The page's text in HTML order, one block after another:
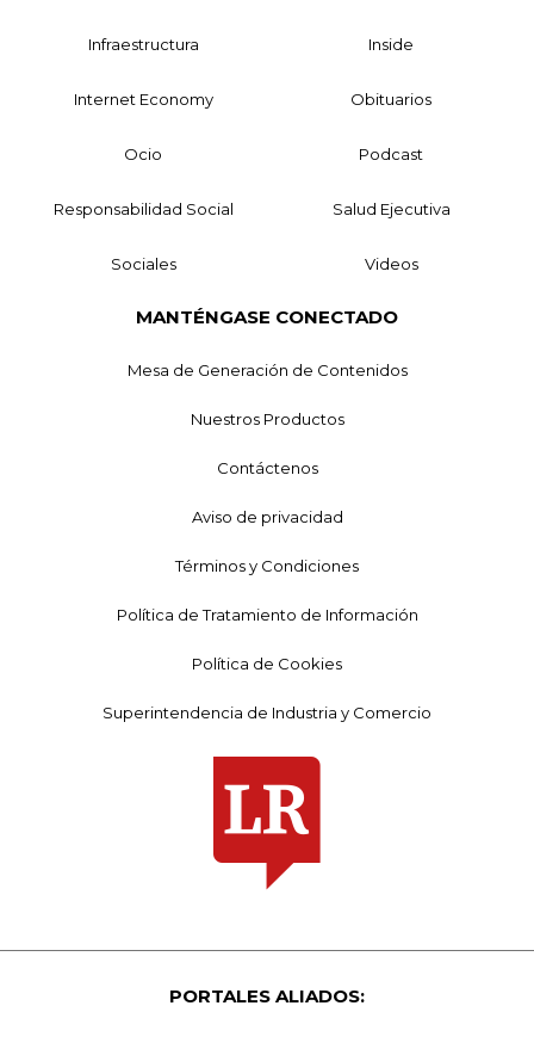
Infraestructura Inside
Internet Economy Obituarios
Ocio Podcast
Responsabilidad Social Salud Ejecutiva
Sociales Videos
MANTÉNGASE CONECTADO
Mesa de Generación de Contenidos
Nuestros Productos
Contáctenos
Aviso de privacidad
Términos y Condiciones
Política de Tratamiento de Información
Política de Cookies
Superintendencia de Industria y Comercio
PORTALES ALIADOS: